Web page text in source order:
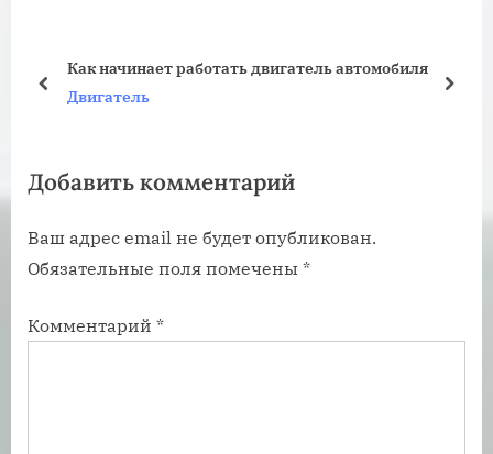
щ
з
п
и
ь
з
п
и
Как начинает работать двигатель автомобиля
Двигатель
пред
Добавить комментарий
Ваш адрес email не будет опубликован.
Обязательные поля помечены *
Комментарий *